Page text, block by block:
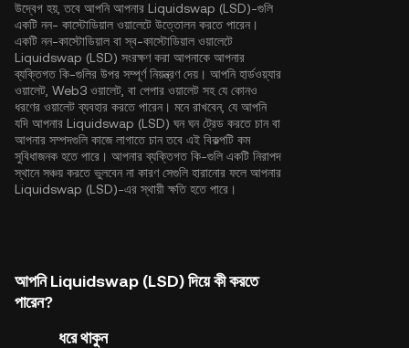
উদ্বেগ হয়, তবে আপনি আপনার Liquidswap (LSD)-গুলি
একটি নন- কাস্টোডিয়াল ওয়ালেটে উত্তোলন করতে পারেন।
একটি নন-কাস্টোডিয়াল বা স্ব-কাস্টোডিয়াল ওয়ালেটে
Liquidswap (LSD) সংরক্ষণ করা আপনাকে আপনার
ব্যক্তিগত কি-গুলির উপর সম্পূর্ণ নিয়ন্ত্রণ দেয়। আপনি হার্ডওয়্যার
ওয়ালেট, Web3 ওয়ালেট, বা পেপার ওয়ালেট সহ যে কোনও
ধরণের ওয়ালেট ব্যবহার করতে পারেন। মনে রাখবেন, যে আপনি
যদি আপনার Liquidswap (LSD) ঘন ঘন ট্রেড করতে চান বা
আপনার সম্পদগুলি কাজে লাগাতে চান তবে এই বিকল্পটি কম
সুবিধাজনক হতে পারে। আপনার ব্যক্তিগত কি-গুলি একটি নিরাপদ
স্থানে সঞ্চয় করতে ভুলবেন না কারণ সেগুলি হারানোর ফলে আপনার
Liquidswap (LSD)-এর স্থায়ী ক্ষতি হতে পারে।
আপনি Liquidswap (LSD) দিয়ে কী করতে
পারেন?
ধরে থাকুন